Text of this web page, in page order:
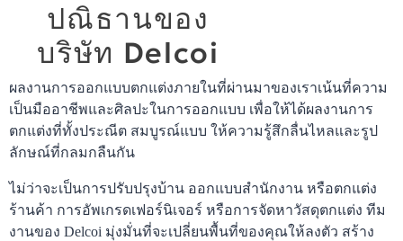
ปณิธานของ
บริษัท Delcoi
ผลงานการออกแบบตกแต่งภายในที่ผ่านมาของเราเน้นที่ความ
เป็นมืออาชีพและศิลปะในการออกแบบ เพื่อให้ได้ผลงานการ
ตกแต่งที่ทั้งประณีต สมบูรณ์แบบ ให้ความรู้สึกลื่นไหลและรูป
ลักษณ์ที่กลมกลืนกัน
ไม่ว่าจะเป็นการปรับปรุงบ้าน ออกแบบสำนักงาน หรือตกแต่ง
ร้านค้า การอัพเกรดเฟอร์นิเจอร์ หรือการจัดหาวัสดุตกแต่ง ทีม
งานของ Delcoi มุ่งมั่นที่จะเปลี่ยนพื้นที่ของคุณให้ลงตัว สร้าง